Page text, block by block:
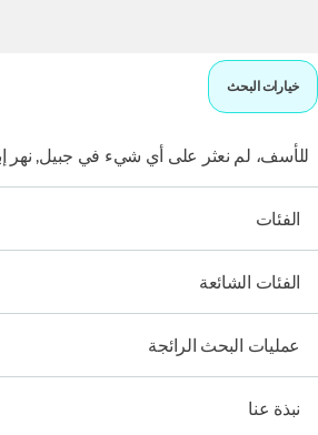
خيارات البحث
للأسف، لم نعثر على أي شيء في جبيل, نهر
الفئات
الفئات الشائعة
عمليات البحث الرائجة
نبذة عنا